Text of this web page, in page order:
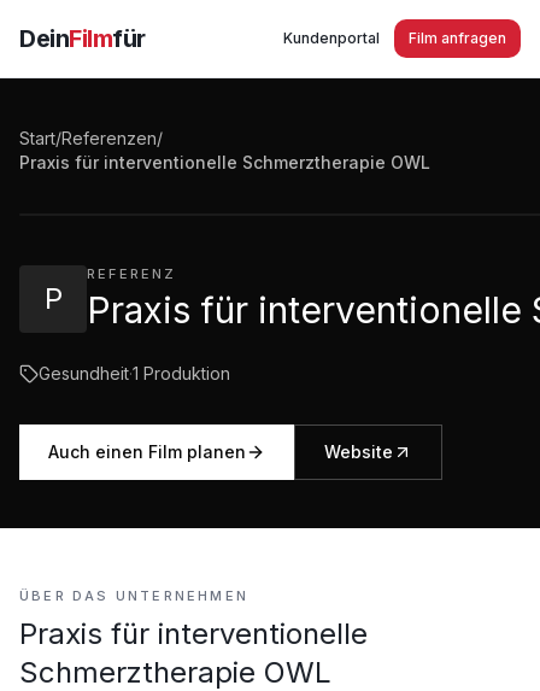
DeinFilmfür Kundenportal Film anfragen
Start/Referenzen/
Praxis für interventionelle Schmerztherapie OWL
P
REFERENZ
Praxis für interventionelle
Gesundheit·1 Produktion
Auch einen Film planen Website
Praxis für interventionelle Schmerztherapie OWL
ÜBER DAS UNTERNEHMEN
Praxis für interventionelle
Schmerztherapie OWL